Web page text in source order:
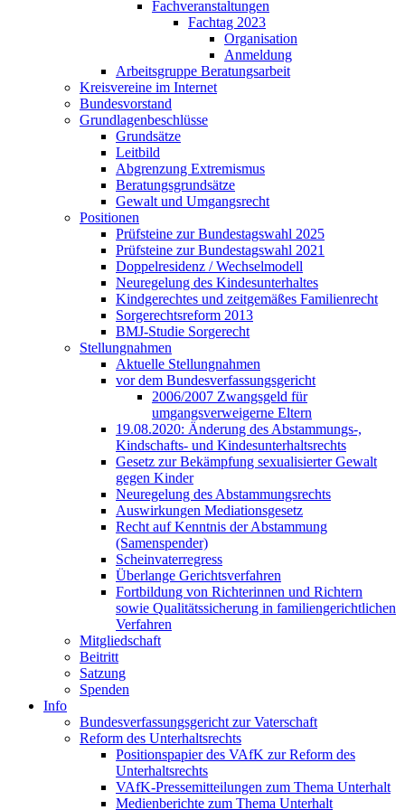
Fachveranstaltungen
Fachtag 2023
Organisation
Anmeldung
Arbeitsgruppe Beratungsarbeit
Kreisvereine im Internet
Bundesvorstand
Grundlagenbeschlüsse
Grundsätze
Leitbild
Abgrenzung Extremismus
Beratungsgrundsätze
Gewalt und Umgangsrecht
Positionen
Prüfsteine zur Bundestagswahl 2025
Prüfsteine zur Bundestagswahl 2021
Doppelresidenz / Wechselmodell
Neuregelung des Kindesunterhaltes
Kindgerechtes und zeitgemäßes Familienrecht
Sorgerechtsreform 2013
BMJ-Studie Sorgerecht
Stellungnahmen
Aktuelle Stellungnahmen
vor dem Bundesverfassungsgericht
2006/2007 Zwangsgeld für
umgangsverweigerne Eltern
19.08.2020: Änderung des Abstammungs-,
Kindschafts- und Kindesunterhaltsrechts
Gesetz zur Bekämpfung sexualisierter Gewalt
gegen Kinder
Neuregelung des Abstammungsrechts
Auswirkungen Mediationsgesetz
Recht auf Kenntnis der Abstammung
(Samenspender)
Scheinvaterregress
Überlange Gerichtsverfahren
Fortbildung von Richterinnen und Richtern
sowie Qualitätssicherung in familiengerichtlichen
Verfahren
Mitgliedschaft
Beitritt
Satzung
Spenden
Info
Bundesverfassungsgericht zur Vaterschaft
Reform des Unterhaltsrechts
Positionspapier des VAfK zur Reform des
Unterhaltsrechts
VAfK-Pressemitteilungen zum Thema Unterhalt
Medienberichte zum Thema Unterhalt